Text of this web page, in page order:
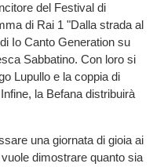
del Festival di
di Rai 1 "Dalla strada al
Io Canto Generation su
Sabbatino. Con loro si
Lupullo e la coppia di
la Befana distribuirà
una giornata di gioia ai
dimostrare quanto sia